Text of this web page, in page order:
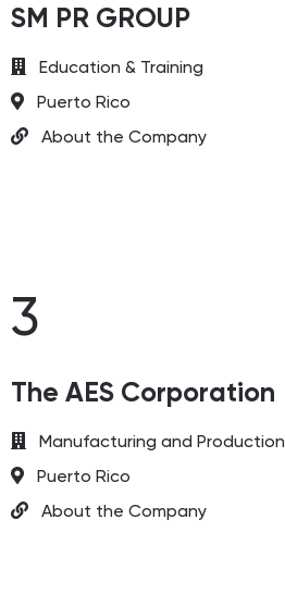
SM PR GROUP
Education & Training
Puerto Rico
About the Company
3
The AES Corporation
Manufacturing and Production
Puerto Rico
About the Company